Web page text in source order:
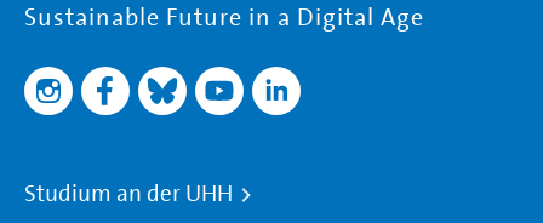
Sustainable Future in a Digital Age
Studium an der UHH